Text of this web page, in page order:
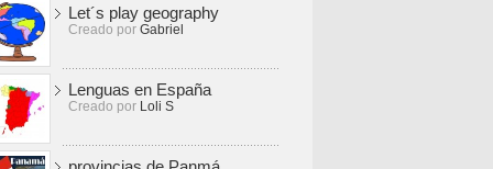
Let´s play geography
Creado por Gabriel
Lenguas en España
Creado por Loli S